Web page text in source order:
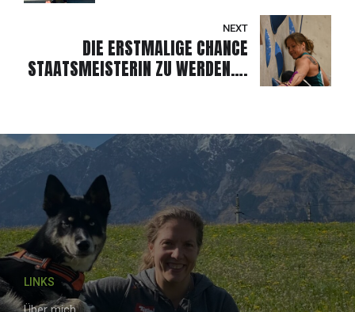
NEXT
DIE ERSTMALIGE CHANCE
STAATSMEISTERIN ZU WERDEN….
LINKS